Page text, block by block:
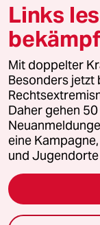
© 2026 taz
Alle Rechte
wenden Sie sich bitte
Feedback
Leitlinie
Seitenwende
Links
Mit doppelter
Besonders jetzt
Daher gehen
eine
und